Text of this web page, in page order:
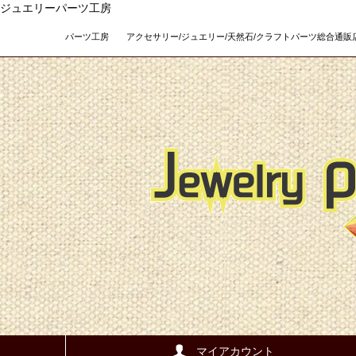
ジュエリーパーツ工房
パーツ工房 アクセサリー/ジュエリー/天然石/クラフトパーツ総合通
マイアカウント